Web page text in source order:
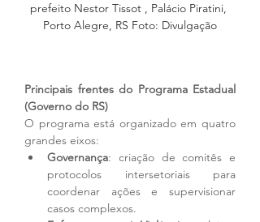
prefeito Nestor Tissot , Palácio Piratini,
Porto Alegre, RS Foto: Divulgação
Principais frentes do Programa Estadual
(Governo do RS)
O programa está organizado em quatro
grandes eixos:
Governança: criação de comitês e
protocolos intersetoriais para
coordenar ações e supervisionar
casos complexos.